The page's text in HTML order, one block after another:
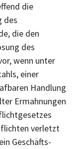
die
des
die den
des
wenn unter
einer
Handlung
Ermahnungen
verletzt
Geschäfts-